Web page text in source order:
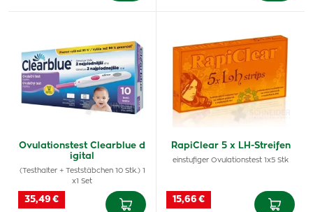
Ovulationstest Clearblue d
igital
(Testhalter + Teststäbchen 10 Stk.) 1
x1 Set
35,49 €
RapiClear 5 x LH-Streifen
einstufiger Ovulationstest 1x5 Stk
15,66 €